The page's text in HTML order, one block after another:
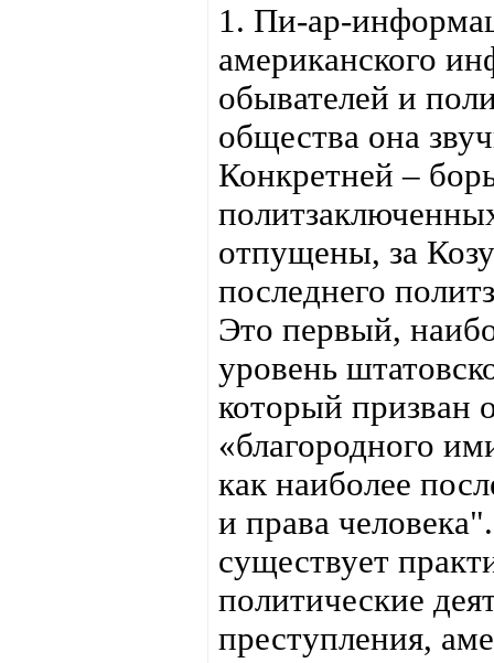
1. Пи-ар-
американского
обывателей и
общества она
Конкретней –
отпущены, за
последнего
Это первый,
уровень
который призван
«благородного
как наиболее
и права
существует
политические
преступления,